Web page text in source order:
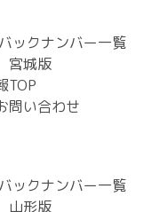
ックナンバー一覧
宮城版
TOP
問い合わせ
ックナンバー一覧
山形版